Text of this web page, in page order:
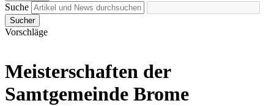
Suche
Sucher
Vorschläge
Meisterschaften der
Samtgemeinde Brome